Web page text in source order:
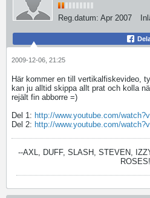
Reg.datum: Apr 2007
2009-12-06, 21:25
Här kommer en till vertikalfiskevideo,
kan ju alltid skippa allt prat och kolla
rejält fin abborre =)
Del 1: http://www.youtube.com/
Del 2: http://www.youtube.com/
--AXL, DUFF, SLASH, STEVEN,
ROSES!